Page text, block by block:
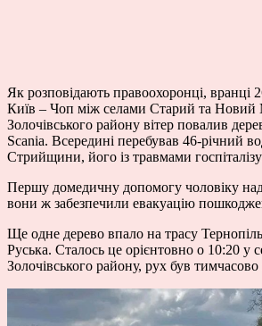
Як розповідають правоохоронці, вранці
Київ – Чоп між селами Старий та Новий
Золочівського району вітер повалив
Scania. Всередині перебував 46-річний
Стрийщини, його із травмами
Першу домедичну допомогу чоловіку
вони ж забезпечили евакуацію
Ще одне дерево впало на трасу
Руська. Сталось це орієнтовно о 10:20 у
Золочівського району, рух був